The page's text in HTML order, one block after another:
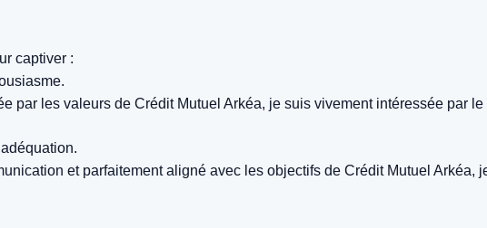
captiver :
par les valeurs de Crédit Mutuel Arkéa, je suis vivement intéressée par
et parfaitement aligné avec les objectifs de Crédit Mutuel Arkéa,